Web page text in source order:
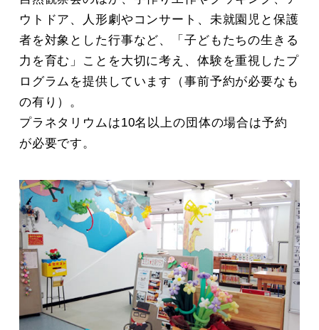
ウトドア、人形劇やコンサート、未就園児と保護
者を対象とした行事など、「子どもたちの生きる
力を育む」ことを大切に考え、体験を重視したプ
ログラムを提供しています（事前予約が必要なも
の有り）。
プラネタリウムは10名以上の団体の場合は予約
が必要です。